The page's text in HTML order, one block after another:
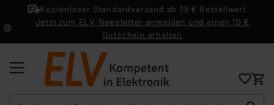
Kostenloser Standardversand ab 39 € Bestellwert
Jetzt zum ELV-Newsletter anmelden und einen 10 €
Gutschein erhalten